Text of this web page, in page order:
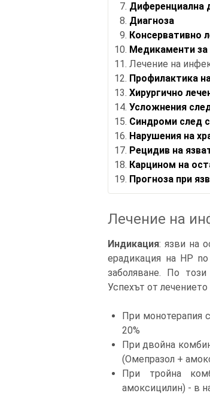
Диференциална
Диагноза
Консервативно
Медикаменти за
Лечение на
Профилактика
Хирургично
Усложнения
Синдроми след
Нарушения на
Рецидив на
Карцином на
Прогноза при
Лечение на
Индикация: язви на
ерадикация на HP
заболяване. По
Успехът от
При монотерапия
20%
При двойна
(Омепразол +
При тройна
амоксицилин) - в